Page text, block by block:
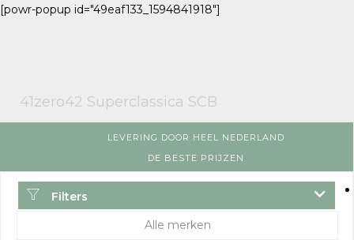
[powr-popup id="49eaf133_1594841918"]
41zero42 Superclassica SCB
LEVERING DOOR HEEL NEDERLAND
DE BESTE PRIJZEN
Filters
Alle merken